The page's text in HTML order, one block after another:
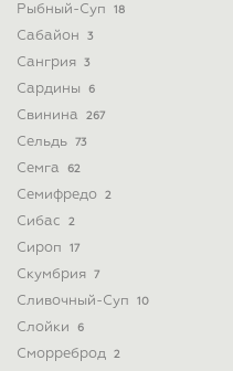
Рыбный-Суп 18
Сабайон 3
Сангрия 3
Сардины 6
Свинина 267
Сельдь 73
Семга 62
Семифредо 2
Сибас 2
Сироп 17
Скумбрия 7
Сливочный-Суп 10
Слойки 6
Сморреброд 2